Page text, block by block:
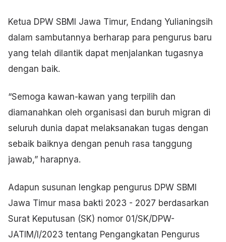
Ketua DPW SBMI Jawa Timur, Endang Yulianingsih
dalam sambutannya berharap para pengurus baru
yang telah dilantik dapat menjalankan tugasnya
dengan baik.
“Semoga kawan-kawan yang terpilih dan
diamanahkan oleh organisasi dan buruh migran di
seluruh dunia dapat melaksanakan tugas dengan
sebaik baiknya dengan penuh rasa tanggung
jawab,” harapnya.
Adapun susunan lengkap pengurus DPW SBMI
Jawa Timur masa bakti 2023 - 2027 berdasarkan
Surat Keputusan (SK) nomor 01/SK/DPW-
JATIM/I/2023 tentang Pengangkatan Pengurus